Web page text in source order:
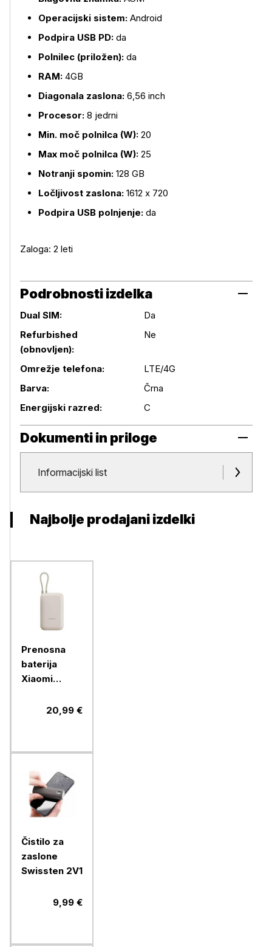
Operacijski sistem: Android
Podpira USB PD: da
Polnilec (priložen): da
RAM: 4GB
Diagonala zaslona: 6,56 inch
Procesor: 8 jedrni
Min. moč polnilca (W): 20
Max moč polnilca (W): 25
Notranji spomin: 128 GB
Ločljivost zaslona: 1612 x 720
Podpira USB polnjenje: da
Zaloga: 2 leti
Podrobnosti izdelka
Dual SIM:
Da
Refurbished
(obnovljen):
Ne
Omrežje telefona:
LTE/4G
Barva:
Črna
Energijski razred:
C
Dokumenti in priloge
Dokumenti in priloge
Informacijski list
Najbolje prodajani izdelki
Prenosna
baterija
Xiaomi
max 22,5W
20,99 €
Čistilo za
zaslone
Swissten 2V1
9,99 €